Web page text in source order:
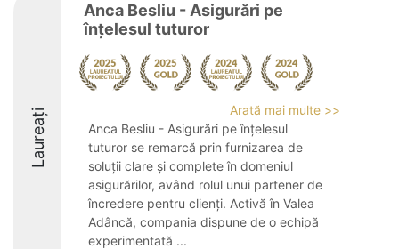
Laureați
Anca Besliu - Asigurări pe
înțelesul tuturor
Arată mai multe >>
Anca Besliu - Asigurări pe înțelesul
tuturor se remarcă prin furnizarea de
soluții clare și complete în domeniul
asigurărilor, având rolul unui partener de
încredere pentru clienți. Activă în Valea
Adâncă, compania dispune de o echipă
experimentată ...